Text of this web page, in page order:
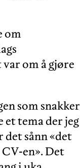
om
om å gjøre
som snakker
et tema der jeg
det sånn «det
en». Det